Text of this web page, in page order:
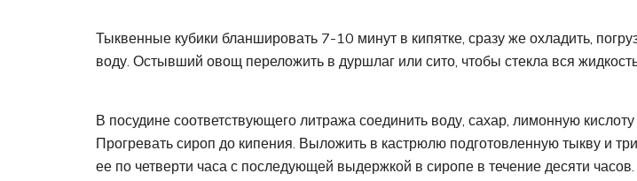
Тыквенные кубики бланшировать 7-10 минут в кипятке, сразу же охладить,
воду. Остывший овощ переложить в дуршлаг или сито, чтобы стекла вся
В посудине соответствующего литража соединить воду, сахар, лимонную кислоту
Прогревать сироп до кипения. Выложить в кастрюлю подготовленную тыкву и
ее по четверти часа с последующей выдержкой в сиропе в течение десяти часов.